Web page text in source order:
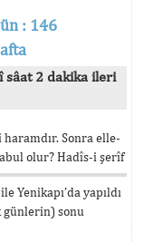
: 146
sâat 2 dakika ileri
Sonra elle-
olur? Hadîs-i şerîf
Yenikapı’da yapıldı
günlerin) sonu